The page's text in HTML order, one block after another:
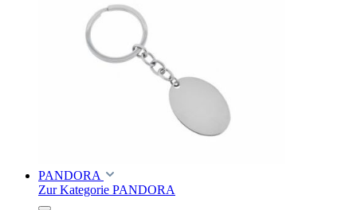
PANDORA
Zur Kategorie PANDORA